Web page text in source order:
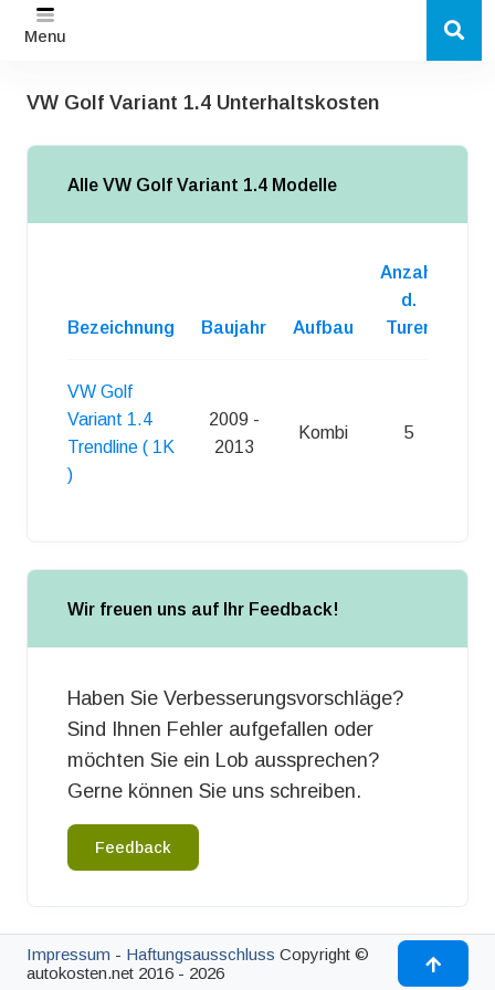
Menu
VW Golf Variant 1.4 Unterhaltskosten
Alle VW Golf Variant 1.4 Modelle
Bezeichnung Baujahr Aufbau
Anzahl
d.
Turen
VW Golf
Variant 1.4
Trendline ( 1K
)
2009 -
2013
Kombi 5
Wir freuen uns auf Ihr Feedback!
Haben Sie Verbesserungsvorschläge?
Sind Ihnen Fehler aufgefallen oder
möchten Sie ein Lob aussprechen?
Gerne können Sie uns schreiben.
Feedback
Impressum - Haftungsausschluss Copyright ©
autokosten.net 2016 - 2026